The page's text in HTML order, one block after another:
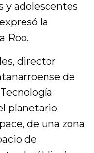
y adolescentes
la
Roo.
director
de
planetario
de una zona
de